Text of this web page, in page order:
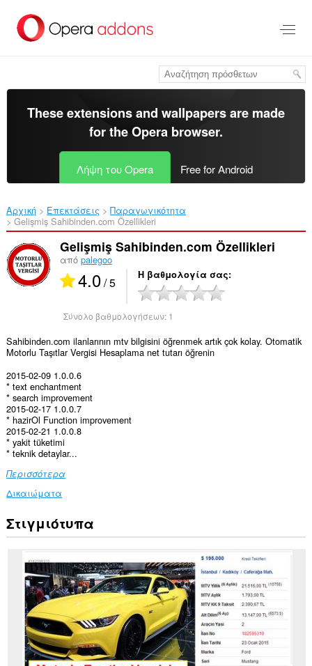
στο
κύριο
These extensions and wallpapers are made
for theOpera browser.
Λήψη του Opera Free for Android
Αρχική Επεκτάσεις
Παραγωγικότητα
Gelişmiş Sahibinden.com Özellikleri‎
Gelişmiş Sahibinden.com Özellikleri
από palegoo
4.0/ 5 Η βαθμολογία σας
Σύνολο βαθμολογήσεων: 1
Sahibinden.com ilanlarının mtv bilgisini öğrenmek artık çok kolay. Otomatik
Motorlu Taşıtlar Vergisi Hesaplama net tutarı öğrenin
2015-02-09 1.0.0.6
* text enchantment
* search improvement
2015-02-17 1.0.0.7
* hazirOl Function improvement
2015-02-21 1.0.0.8
* yakit tüketimi
* teknik detaylar...
Περισσότερα
Δικαιώματα
Αυτή
η
μπορεί
έχει
πρόσβαση
δεδομένα
ορισμένους
ιστότοπους.
Στιγμιότυπα